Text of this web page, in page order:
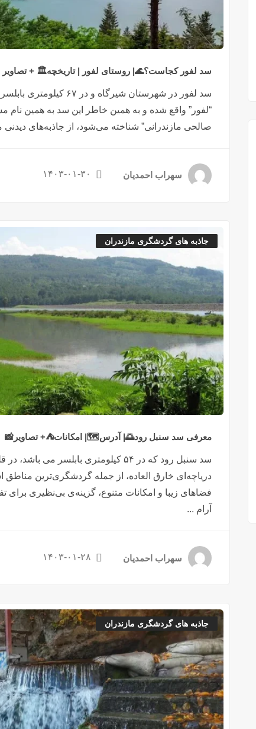
سد لفور کجاست؟🌊| روستای لفور | تاریخچه🏛️ + تصاویر
سد لفور در شهرستان
“لفور” واقع شده و به همین خاطر این سد به همین
صالحی مازندرانی” شناخته می‌شود، از جاذبه‌های
سهراب احمدیان ۱۴۰۳-۰۱-۳۰
جاذبه های گردشگری مازندران
معرفی سد سنبل رود🌅| آدرس🗺️| امکانات⛺+ تصاویر📸
سد سنبل رود که در ۵۴ کیلومتری
دریاچه‌ای خارق العاده، از جمله گردشگری‌ترین مناطق
فضاهای زیبا و امکانات متنوع، گزینه‌ی بی‌نظیری
آرام ...
سهراب احمدیان ۱۴۰۳-۰۱-۲۸
جاذبه های گردشگری مازندران